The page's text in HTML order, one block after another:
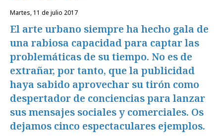
martes, 11 de julio 2017
El arte urbano siempre ha hecho gala de
una rabiosa capacidad para captar las
problemáticas de su tiempo. No es de
extrañar, por tanto, que la publicidad
haya sabido aprovechar su tirón como
despertador de conciencias para lanzar
sus mensajes sociales y comerciales. Os
dejamos cinco espectaculares ejemplos.